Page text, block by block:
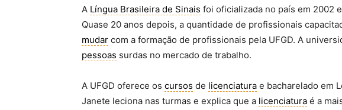
A Língua Brasileira de Sinais foi oficializada no país em 2002
Quase 20 anos depois, a quantidade de profissionais
mudar com a formação de profissionais pela UFGD. A
pessoas surdas no mercado de trabalho.
A UFGD oferece os cursos de licenciatura e bacharelado em
Janete leciona nas turmas e explica que a licenciatura é a